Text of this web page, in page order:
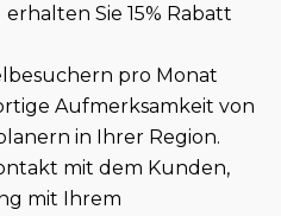
Sie 15% Rabatt
pro Monat
Aufmerksamkeit von
in Ihrer Region.
mit dem Kunden,
mit Ihrem